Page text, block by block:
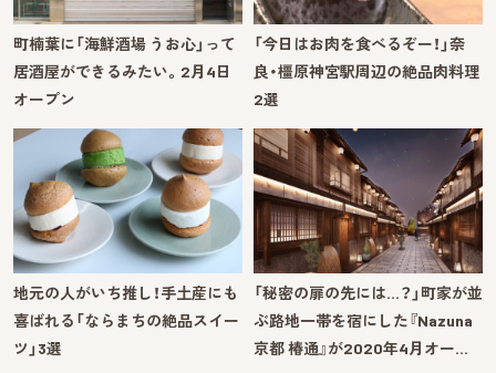
町楠葉に「海鮮酒場 うお心」って
居酒屋ができるみたい。2月4日
オープン
「今日はお肉を食べるぞー！」奈
良・橿原神宮駅周辺の絶品肉料理
2選
地元の人がいち推し！手土産にも
喜ばれる「ならまちの絶品スイー
ツ」3選
「秘密の扉の先には…？」町家が並
ぶ路地一帯を宿にした『Nazuna
京都 椿通』が2020年4月オー…